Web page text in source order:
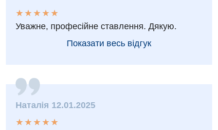
Медична психологія
Оториноларингологія
Офтальмологічне відділення
Проктологія
★
★
★
★
★
★ ★ ★ ★ ★
Уважне, професійне ставлення. Дякую.
Показати весь відгук
Наталія 12.01.2025
★
★
★
★
★
★ ★ ★ ★ ★